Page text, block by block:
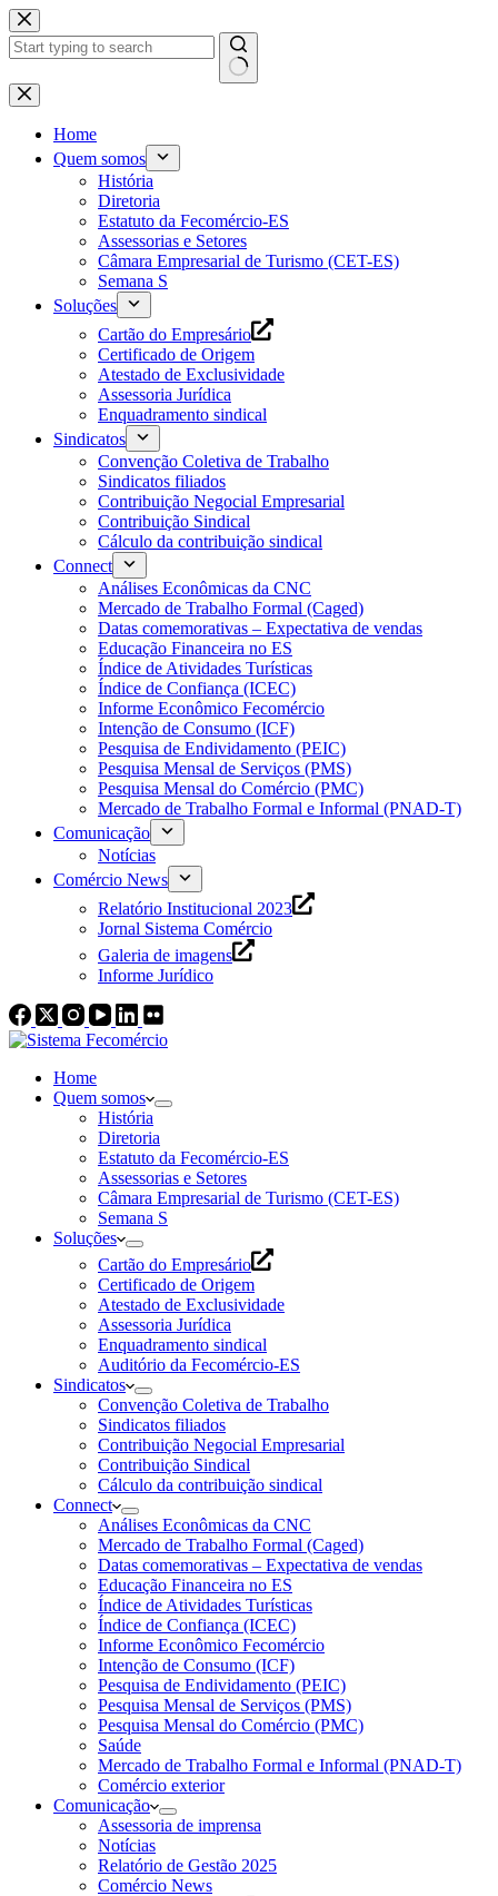
Pular
para
o
Home
Quem somos
História
Diretoria
Estatuto da Fecomércio-ES
Assessorias e Setores
Câmara Empresarial de Turismo (CET-ES)
Semana S
Soluções
Cartão do Empresário
Certificado de Origem
Atestado de Exclusividade
Assessoria Jurídica
Enquadramento sindical
Sindicatos
Convenção Coletiva de Trabalho
Sindicatos filiados
Contribuição Negocial Empresarial
Contribuição Sindical
Cálculo da contribuição sindical
Connect
Análises Econômicas da CNC
Mercado de Trabalho Formal (Caged)
Datas comemorativas – Expectativa de vendas
Educação Financeira no ES
Índice de Atividades Turísticas
Índice de Confiança (ICEC)
Informe Econômico Fecomércio
Intenção de Consumo (ICF)
Pesquisa de Endividamento (PEIC)
Pesquisa Mensal de Serviços (PMS)
Pesquisa Mensal do Comércio (PMC)
Mercado de Trabalho Formal e Informal (PNAD-T)
Comunicação
Notícias
Comércio News
Relatório Institucional 2023
Jornal Sistema Comércio
Galeria de imagens
Informe Jurídico
Home
Quem somos
História
Diretoria
Estatuto da Fecomércio-ES
Assessorias e Setores
Câmara Empresarial de Turismo (CET-ES)
Semana S
Soluções
Cartão do Empresário
Certificado de Origem
Atestado de Exclusividade
Assessoria Jurídica
Enquadramento sindical
Auditório da Fecomércio-ES
Sindicatos
Convenção Coletiva de Trabalho
Sindicatos filiados
Contribuição Negocial Empresarial
Contribuição Sindical
Cálculo da contribuição sindical
Connect
Análises Econômicas da CNC
Mercado de Trabalho Formal (Caged)
Datas comemorativas – Expectativa de vendas
Educação Financeira no ES
Índice de Atividades Turísticas
Índice de Confiança (ICEC)
Informe Econômico Fecomércio
Intenção de Consumo (ICF)
Pesquisa de Endividamento (PEIC)
Pesquisa Mensal de Serviços (PMS)
Pesquisa Mensal do Comércio (PMC)
Saúde
Mercado de Trabalho Formal e Informal (PNAD-T)
Comércio exterior
Comunicação
Assessoria de imprensa
Notícias
Relatório de Gestão 2025
Comércio News